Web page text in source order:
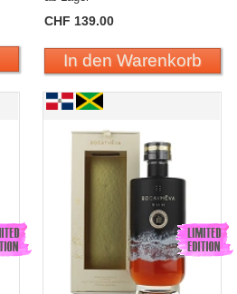
CHF 139.00
In den Warenkorb